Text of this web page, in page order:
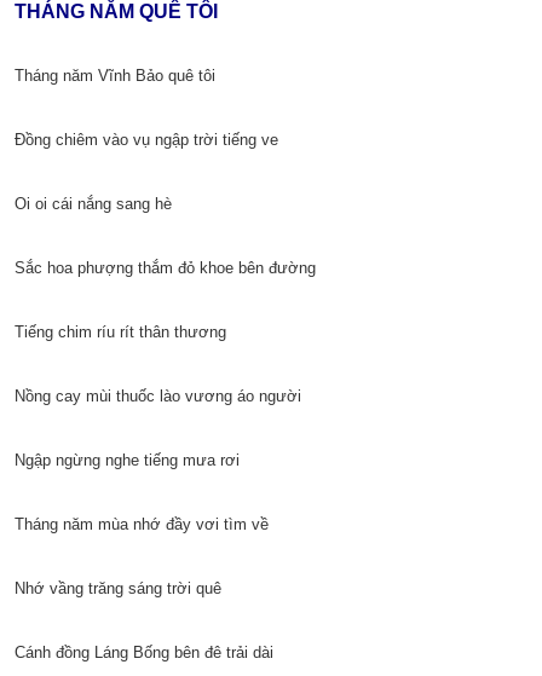
THÁNG NĂM QUÊ TÔI
Tháng năm Vĩnh Bảo quê tôi
Đồng chiêm vào vụ ngập trời tiếng ve
Oi oi cái nắng sang hè
Sắc hoa phượng thắm đỏ khoe bên đường
Tiếng chim ríu rít thân thương
Nồng cay mùi thuốc lào vương áo người
Ngập ngừng nghe tiếng mưa rơi
Tháng năm mùa nhớ đầy vơi tìm về
Nhớ vầng trăng sáng trời quê
Cánh đồng Láng Bống bên đê trải dài